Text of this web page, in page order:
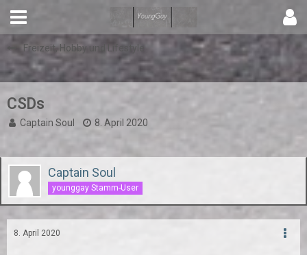
Freizeit, Hobby und Lifestyle
CSDs
Captain Soul 8. April 2020
Captain Soul
younggay Stamm-User
8. April 2020